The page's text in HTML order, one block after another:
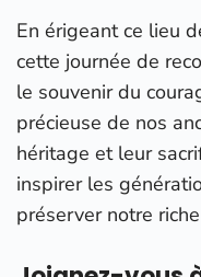
En érigeant ce lieu
cette journée de
le souvenir du
précieuse de nos
héritage et leur
inspirer les
préserver notre